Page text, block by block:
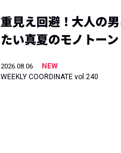
重見え回避！大人の
たい真夏のモノトーン
2026.08.06
NEW
WEEKLY COORDINATE vol.240